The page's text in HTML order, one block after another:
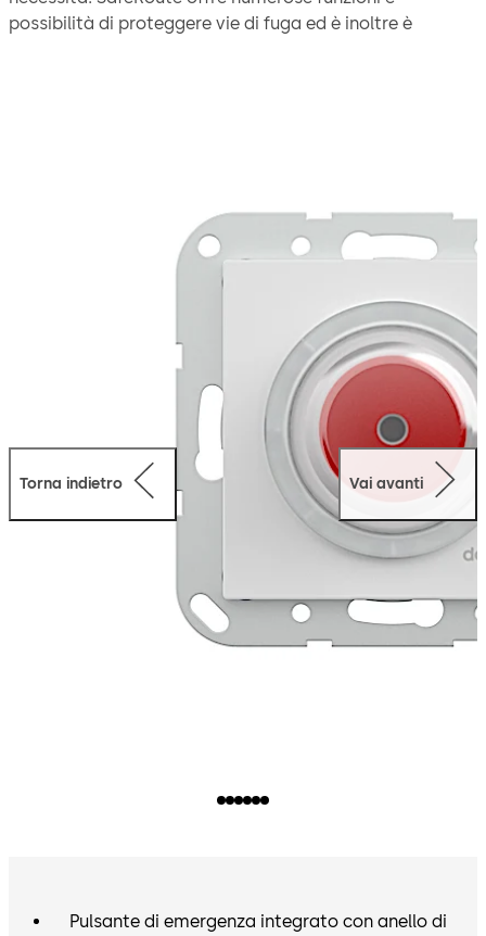
possibilità di proteggere vie di fuga ed è inoltre è
della EltVTR. Una SCU-UP senza scheda con licenza può
essere integrata come slave in veste di pulsante di
emergenza aggiuntivo nel sistema di vie di fuga. L’anello
luminoso integrato fornisce sempre informazioni sullo
Torna indietro Vai avanti
Pulsante di emergenza integrato con anello di